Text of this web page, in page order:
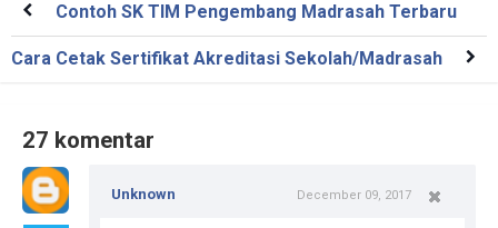
Contoh SK TIM Pengembang Madrasah Terbaru
Cara Cetak Sertifikat Akreditasi Sekolah/Madrasah
27 komentar
Unknown December 09, 2017